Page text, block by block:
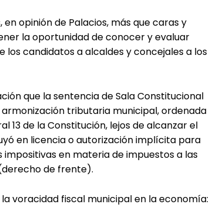
opinión de Palacios, más que caras y
la oportunidad de conocer y evaluar
candidatos a alcaldes y concejales a los
que la sentencia de Sala Constitucional
tributaria municipal, ordenada
13 de la Constitución, lejos de alcanzar el
en licencia o autorización implícita para
en materia de impuestos a las
de frente).
voracidad fiscal municipal en la economía: